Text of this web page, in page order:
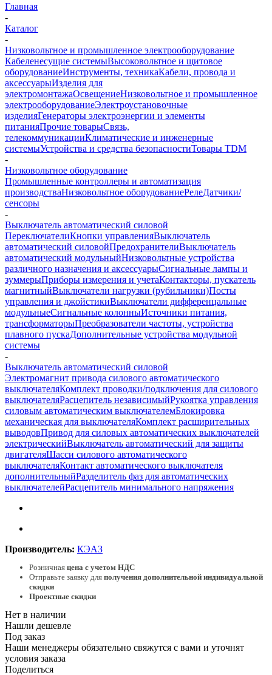
Главная
-
Каталог
-
Низковольтное и промышленное электрооборудование
Кабеленесущие системыВысоковольтное и щитовое
оборудованиеИнструменты, техникаКабели, провода и
аксессуарыИзделия для
электромонтажаОсвещениеНизковольтное и промышленное
электрооборудованиеЭлектроустановочные
изделияГенераторы электроэнергии и элементы
питанияПрочие товарыСвязь,
телекоммуникацииКлиматические и инженерные
системыУстройства и средства безопасностиТовары TDM
-
Низковольтное оборудование
Промышленные контроллеры и автоматизация
производстваНизковольтное оборудованиеРелеДатчики/
сенсоры
-
Выключатель автоматический силовой
ПереключателиКнопки управленияВыключатель
автоматический силовойПредохранителиВыключатель
автоматический модульныйНизковольтные устройства
различного назначения и аксессуарыСигнальные лампы и
зуммерыПриборы измерения и учетаКонтакторы, пускатель
магнитныйВыключатели нагрузки (рубильники)Посты
управления и джойстикиВыключатели дифференцальные
модульныеСигнальные колонныИсточники питания,
трансформаторыПреобразователи частоты, устройства
плавного пускаДополнительные устройства модульной
системы
-
Выключатель автоматический силовой
Электромагнит привода силового автоматического
выключателяКомплект проводки/подключения для силового
выключателяРасцепитель независимыйРукоятка управления
силовым автоматическим выключателемБлокировка
механическая для выключателяКомплект расширительных
выводовПривод для силовых автоматических выключателей
электрическийВыключатель автоматический для защиты
двигателяШасси силового автоматического
выключателяКонтакт автоматического выключателя
дополнительныйРазделитель фаз для автоматических
выключателейРасцепитель минимального напряжения
Производитель: КЭАЗ
Розничная цена с учетом НДС
Отправьте заявку для получения дополнительной индивидуальной
скидки
Проектные скидки
Нет в наличии
Нашли дешевле
Под заказ
Наши менеджеры обязательно свяжутся с вами и уточнят
условия заказа
Поделиться